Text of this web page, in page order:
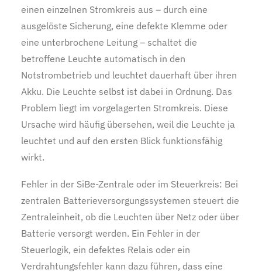
einen einzelnen Stromkreis aus – durch eine
ausgelöste Sicherung, eine defekte Klemme oder
eine unterbrochene Leitung – schaltet die
betroffene Leuchte automatisch in den
Notstrombetrieb und leuchtet dauerhaft über ihren
Akku. Die Leuchte selbst ist dabei in Ordnung. Das
Problem liegt im vorgelagerten Stromkreis. Diese
Ursache wird häufig übersehen, weil die Leuchte ja
leuchtet und auf den ersten Blick funktionsfähig
wirkt.
Fehler in der SiBe-Zentrale oder im Steuerkreis: Bei
zentralen Batterieversorgungssystemen steuert die
Zentraleinheit, ob die Leuchten über Netz oder über
Batterie versorgt werden. Ein Fehler in der
Steuerlogik, ein defektes Relais oder ein
Verdrahtungsfehler kann dazu führen, dass eine